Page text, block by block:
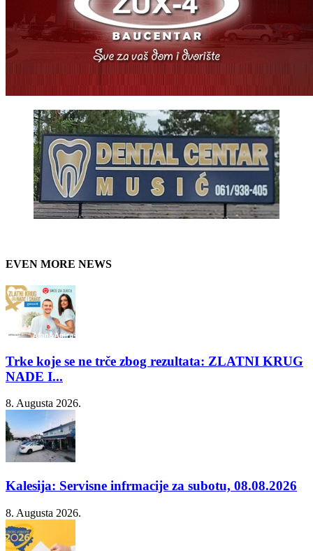
EVEN MORE NEWS
Trke koje se ne trče zbog rezultata: ZLATNI KRUG
NADE I...
8. Augusta 2026.
Kalesija: Servisne infrmacije za subotu, 08.08.2026
8. Augusta 2026.